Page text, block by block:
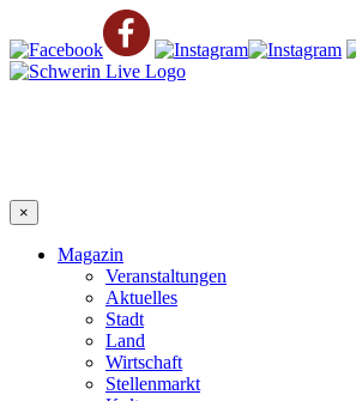
×
Magazin
Veranstaltungen
Aktuelles
Stadt
Land
Wirtschaft
Stellenmarkt